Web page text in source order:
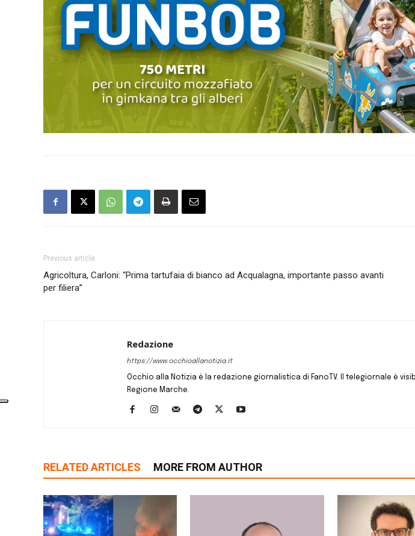
Previous article
Agricoltura, Carloni: “Prima tartufaia di bianco ad Acqualagna, importante passo avanti
per filiera”
Redazione
https://www.occhioallanotizia.it
Occhio alla Notizia è la redazione giornalistica di FanoTV. Il telegiornale è
Regione Marche.
RELATED ARTICLES MORE FROM AUTHOR